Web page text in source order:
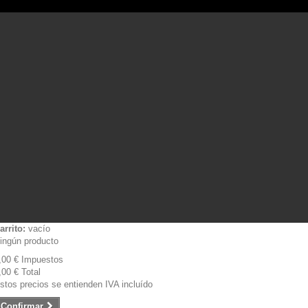
vacío
producto
€ Impuestos
€ Total
precios se entienden IVA incluído